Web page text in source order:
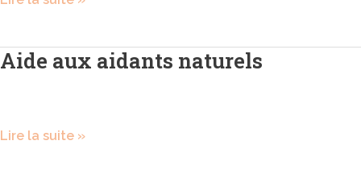
Aide aux aidants naturels
Aide
Lire la suite »